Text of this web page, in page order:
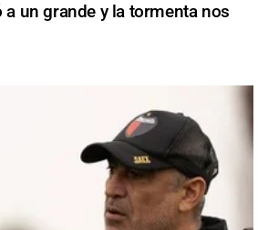
a un grande y la tormenta nos